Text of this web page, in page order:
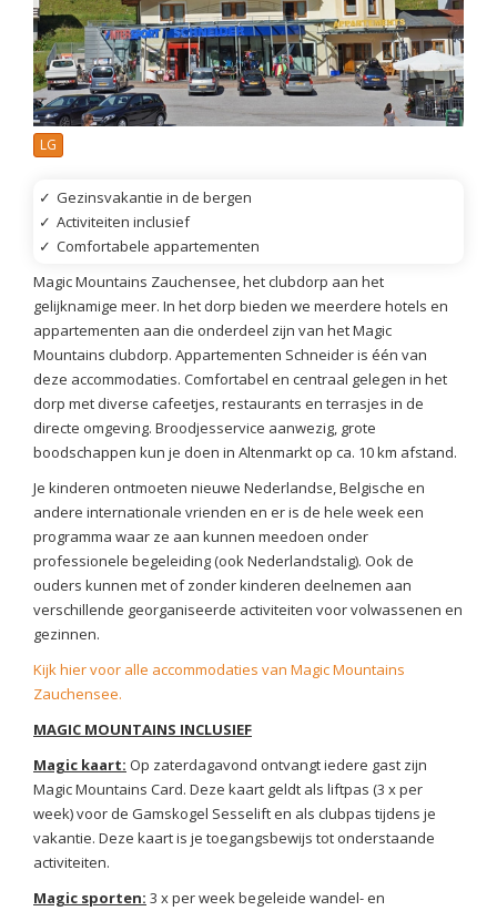
LG
✓ Gezinsvakantie in de bergen
✓ Activiteiten inclusief
✓ Comfortabele appartementen
Magic Mountains Zauchensee, het clubdorp aan het
gelijknamige meer. In het dorp bieden we meerdere hotels en
appartementen aan die onderdeel zijn van het Magic
Mountains clubdorp. Appartementen Schneider is één van
deze accommodaties. Comfortabel en centraal gelegen in het
dorp met diverse cafeetjes, restaurants en terrasjes in de
directe omgeving. Broodjesservice aanwezig, grote
boodschappen kun je doen in Altenmarkt op ca. 10 km afstand.
Je kinderen ontmoeten nieuwe Nederlandse, Belgische en
andere internationale vrienden en er is de hele week een
programma waar ze aan kunnen meedoen onder
professionele begeleiding (ook Nederlandstalig). Ook de
ouders kunnen met of zonder kinderen deelnemen aan
verschillende georganiseerde activiteiten voor volwassenen en
gezinnen.
Kijk hier voor alle accommodaties van Magic Mountains
Zauchensee.
MAGIC MOUNTAINS INCLUSIEF
Magic kaart: Op zaterdagavond ontvangt iedere gast zijn
Magic Mountains Card. Deze kaart geldt als liftpas (3 x per
week) voor de Gamskogel Sesselift en als clubpas tijdens je
vakantie. Deze kaart is je toegangsbewijs tot onderstaande
activiteiten.
Magic sporten: 3 x per week begeleide wandel- en